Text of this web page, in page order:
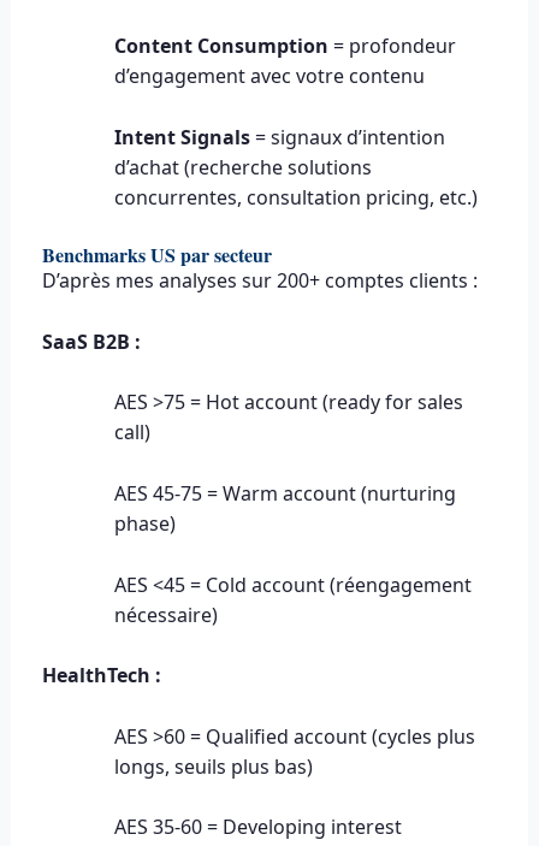
Content Consumption = profondeur
d’engagement avec votre contenu
Intent Signals= signaux d’intention
d’achat (recherche solutions
concurrentes, consultation pricing, etc.)
Benchmarks US par secteur
D’après mes analyses sur 200+ comptes clients :
SaaS B2B :
AES >75 = Hot account (ready for sales
call)
AES 45-75 = Warm account (nurturing
phase)
AES <45 = Cold account (réengagement
nécessaire)
HealthTech :
AES >60 = Qualified account (cycles plus
longs, seuils plus bas)
AES 35-60 = Developing interest